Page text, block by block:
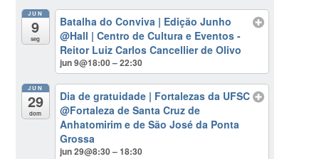
JUN
9
seg
Batalha do Conviva | Edição Junho
@Hall | Centro de Cultura e Eventos -
Reitor Luiz Carlos Cancellier de Olivo
jun 9@18:00 – 22:30
JUN
29
dom
Dia de gratuidade | Fortalezas da UFSC
@Fortaleza de Santa Cruz de
Anhatomirim e de São José da Ponta
Grossa
jun 29@8:30 – 18:30